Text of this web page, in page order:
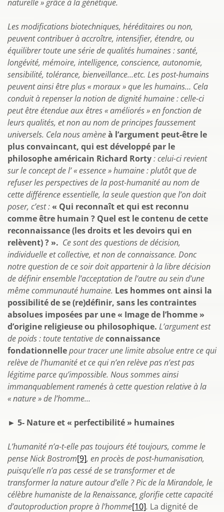
naturelle » grâce à la génétique.
Les modifications biotechniques, héréditaires ou non,
peuvent contribuer à accroître, intensifier, étendre, ou
équilibrer toute une série de qualités humaines : santé,
longévité, mémoire, intelligence, conscience, autonomie,
sensibilité, tolérance, bienveillance…etc. Les post-humains
peuvent ainsi être plus « moraux » que les humains… Cela
conduit à repenser la notion de dignité humaine : celle-ci
peut être étendue aux êtres « améliorés » en fonction de
leurs qualités, et non au nom de principes faussement
universels. Cela nous amèneà l’argument peut-être le
plus convaincant, qui est développé par le
philosophe américain Richard Rorty: celui-ci revient
sur le concept de l’ « essence » humaine : plutôt que de
refuser les perspectives de la post-humanité au nom de
cette différence essentielle, la seule question que l’on doit
poser, c’est :« Qui reconnaît et qui est reconnu
comme être humain ? Quel est le contenu de cette
reconnaissance (les droits et les devoirs qui en
relèvent) ? ». Ce sont des questions de décision,
individuelle et collective, et non de connaissance. Donc
notre question de ce soir doit appartenir à la libre décision
de définir ensemble l’acceptation de l’autre au sein d’une
même communauté humaine. Les hommes ont ainsi la
possibilité de se (re)définir, sans les contraintes
absolues imposées par une « Image de l’homme »
d’origine religieuse ou philosophique. L’argument est
de poids : toute tentative deconnaissance
fondationnellepour tracer une limite absolue entre ce qui
relève de l’humanité et ce qui n’en relève pas n’est pas
légitime parce qu’impossible. Nous sommes ainsi
immanquablement ramenés à cette question relative à la
« nature » de l’homme…
► 5- Nature et « perfectibilité » humaines
L’humanité n’a-t-elle pas toujours été toujours, comme le
pense Nick Bostrom[9], en procès de post-humanisation,
puisqu’elle n’a pas cessé de se transformer et de
transformer la nature autour d’elle ? Pic de la Mirandole, le
célèbre humaniste de la Renaissance, glorifie cette capacité
d’autoproduction propre à l’homme[10]. La dignité de